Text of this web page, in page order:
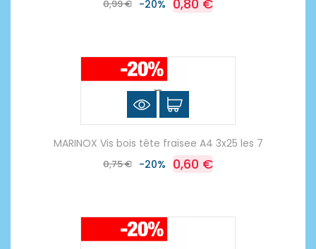
0,99 € -20% 0,80 €
MARINOX Vis bois tête fraisee A4 3x25 les 7
0,75 € -20% 0,60 €